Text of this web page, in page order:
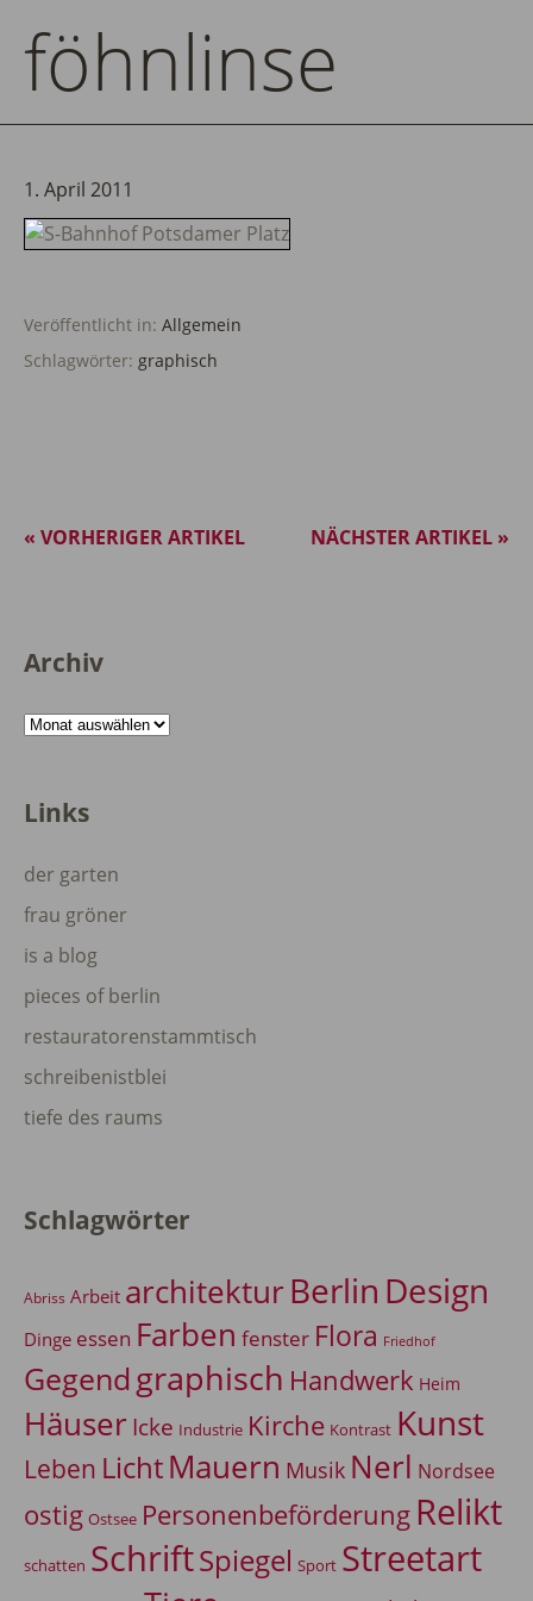
föhnlinse
1. April 2011
Veröffentlicht in: Allgemein
Schlagwörter: graphisch
NÄCHSTER ARTIKEL »
« VORHERIGER ARTIKEL
Archiv
Archiv
Links
der garten
frau gröner
is a blog
pieces of berlin
restauratorenstammtisch
schreibenistblei
tiefe des raums
Schlagwörter
Abriss Arbeit architekturBerlin Design
Dinge essen Farben fenster Flora Friedhof
Gegendgraphisch Handwerk Heim
Häuser Icke Industrie Kirche Kontrast Kunst
Leben LichtMauern Musik Nerl Nordsee
ostig Ostsee Personenbeförderung Relikt
schatten SchriftSpiegel Sport Streetart